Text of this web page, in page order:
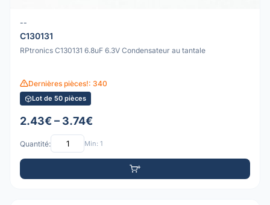
--
C130131
RPtronics C130131 6.8uF 6.3V Condensateur au tantale
Dernières pièces!: 340
Lot de 50 pièces
2.43€ – 3.74€
Quantité: Min: 1